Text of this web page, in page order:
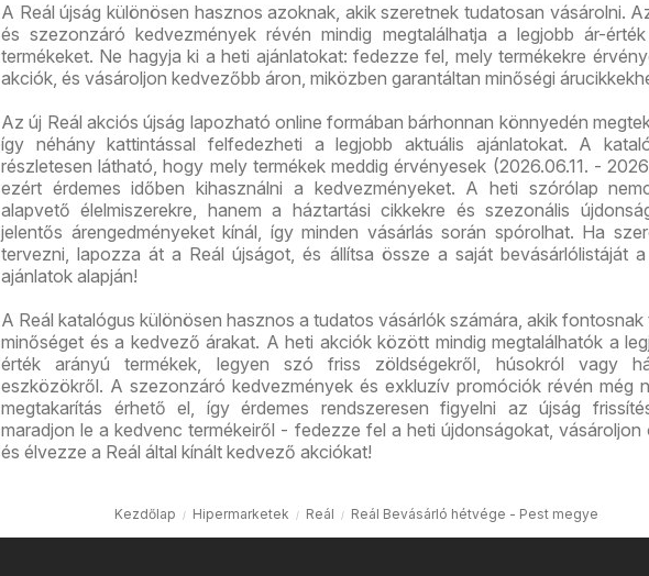
A Reál újság különösen hasznos azoknak, akik szeretnek tudatosan vásárolni.
és szezonzáró kedvezmények révén mindig megtalálhatja a legjobb ár-
termékeket. Ne hagyja ki a heti ajánlatokat: fedezze fel, mely termékekre
akciók, és vásároljon kedvezőbb áron, miközben garantáltan minőségi
Az új Reál akciós újság lapozható online formában bárhonnan könnyedén
így néhány kattintással felfedezheti a legjobb aktuális ajánlatokat. A
részletesen látható, hogy mely termékek meddig érvényesek (2026.06.11. -
ezért érdemes időben kihasználni a kedvezményeket. A heti szórólap
alapvető élelmiszerekre, hanem a háztartási cikkekre és szezonális
jelentős árengedményeket kínál, így minden vásárlás során spórolhat. Ha
tervezni, lapozza át a Reál újságot, és állítsa össze a saját bevásárlólistáját a
ajánlatok alapján!
A Reál katalógus különösen hasznos a tudatos vásárlók számára, akik fontosnak
minőséget és a kedvező árakat. A heti akciók között mindig megtalálhatók a
érték arányú termékek, legyen szó friss zöldségekről, húsokról vagy
eszközökről. A szezonzáró kedvezmények és exkluzív promóciók révén még
megtakarítás érhető el, így érdemes rendszeresen figyelni az újság
maradjon le a kedvenc termékeiről - fedezze fel a heti újdonságokat, vásároljon
és élvezze a Reál által kínált kedvező akciókat!
Kezdőlap Hipermarketek Reál Reál Bevásárló hétvége - Pest megye